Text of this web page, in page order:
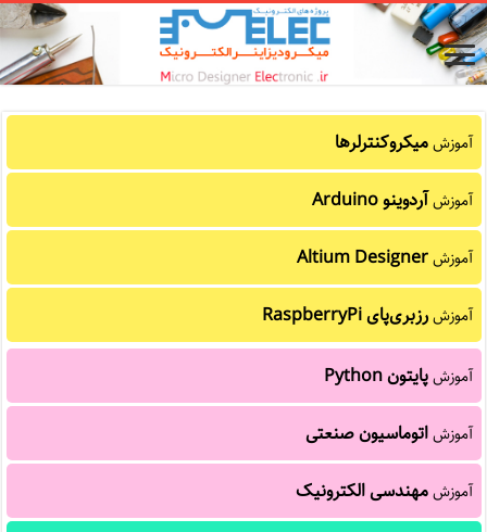
آموزشمیکروکنترلرها
آموزشآردوینو Arduino
آموزشAltium Designer
آموزشرزبری‌پای RaspberryPi
آموزشپایتون Python
آموزشاتوماسیون صنعتی
آموزشمهندسی الکترونیک